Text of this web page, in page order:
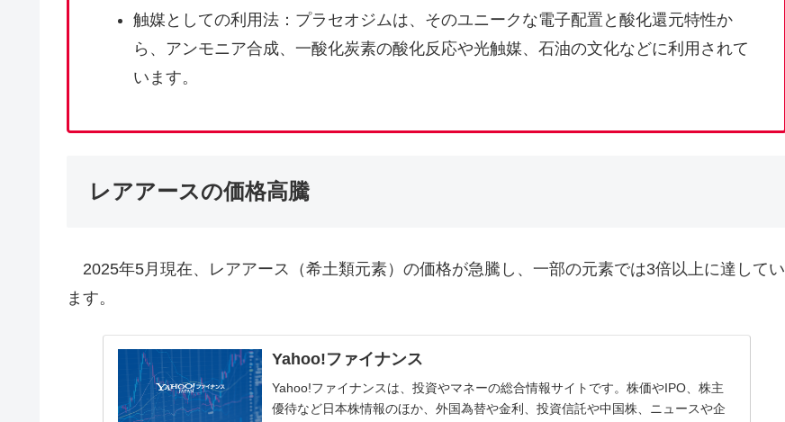
触媒としての利用法：プラセオジムは、そのユニークな電子配置と酸化還元特性か
ら、アンモニア合成、一酸化炭素の酸化反応や光触媒、石油の文化などに利用されて
います。
レアアースの価格高騰
2025年5月現在、レアアース（希土類元素）の価格が急騰し、一部の元素では3倍以上に達してい
ます。
Yahoo!ファイナンス
Yahoo!ファイナンスは、投資やマネーの総合情報サイトです。株価やIPO、株主
優待など日本株情報のほか、外国為替や金利、投資信託や中国株、ニュースや企